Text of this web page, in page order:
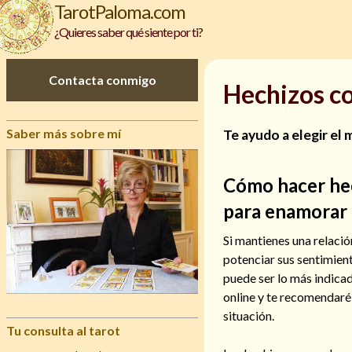
TarotPaloma.com
¿Quieres saber qué siente por ti?
Contacta conmigo
Saber más sobre mí
Tu consulta al tarot
Hechizos
Te ayudo a elegir el
Cómo hacer
para
Si mantienes una
potenciar sus
puede ser lo más
online y te
situación.